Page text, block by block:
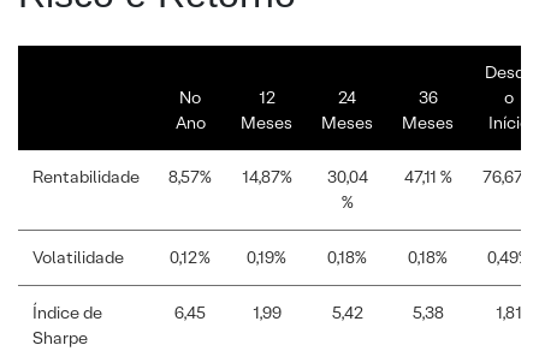
No
Ano
12
Meses
24
Meses
36
Meses
Desde
o
Início
Rentabilidade 8,57% 14,87%
30,04
%
47,11 % 76,67%
Volatilidade 0,12% 0,19% 0,18% 0,18% 0,49%
Índice de
Sharpe
6,45 1,99 5,42 5,38 1,81